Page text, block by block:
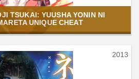
TSUKAI: YUUSHA YONIN NI
UNIQUE CHEAT
2013